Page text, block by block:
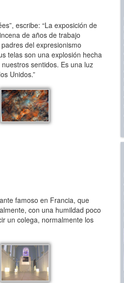
escribe: “La exposición de
de años de trabajo
del expresionismo
telas son una explosión hecha
sentidos. Es una luz
Unidos.”
famoso en Francia, que
con una humildad poco
un colega, normalmente los